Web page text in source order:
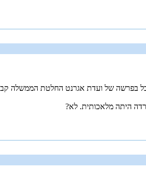
בפרשה של ועדת אגרנט החלטת הממשלה
היתה מלאכותית. לא?